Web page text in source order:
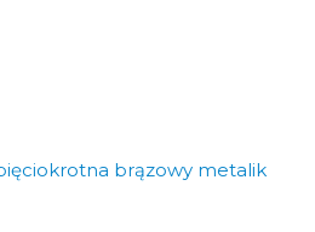
brązowy metalik